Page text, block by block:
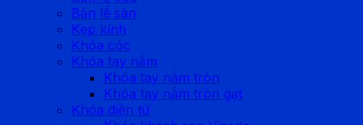
Bản lề sàn
Kẹp kính
Khóa cóc
Khóa tay nắm
Khóa tay nắm tròn
Khóa tay nắm tròn gạt
Khóa điện tử